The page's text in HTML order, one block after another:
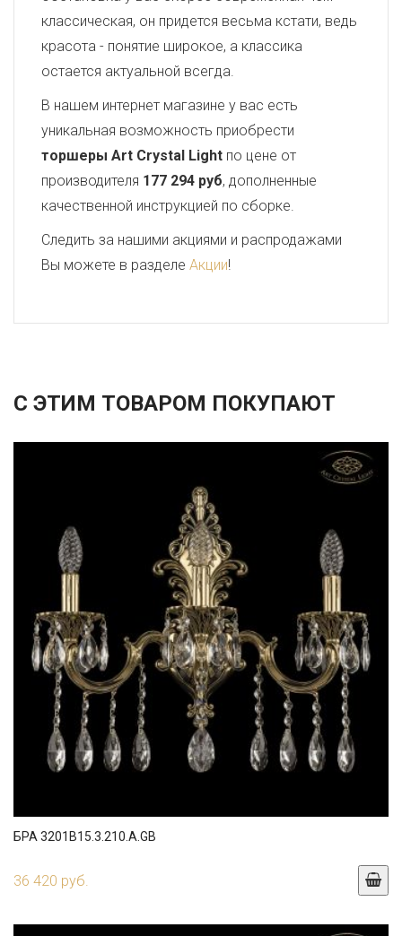
классическая, он придется весьма кстати, ведь
красота - понятие широкое, а классика
остается актуальной всегда.
В нашем интернет магазине у вас есть
уникальная возможность приобрести
торшеры Art Crystal Light по цене от
производителя 177 294 руб, дополненные
качественной инструкцией по сборке.
Следить за нашими акциями и распродажами
Вы можете в разделе Акции!
С ЭТИМ ТОВАРОМ ПОКУПАЮТ
БРА 3201B15.3.210.A.GB
36 420 руб.